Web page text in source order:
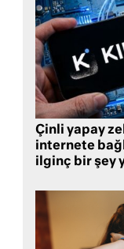
Çinli yapay
internete
ilginç bir şey